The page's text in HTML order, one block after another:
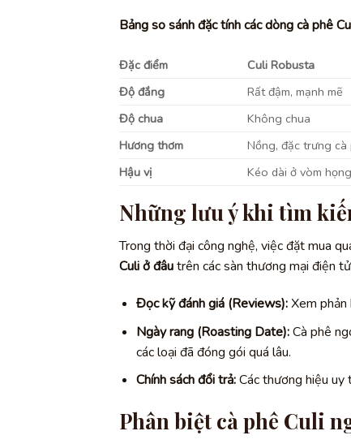
Bảng so sánh đặc tính các dòng cà phê
Đặc điểm Culi Robusta
Độ đắng
Rất đậm, mạnh mẽ
Độ chua
Không chua
Hương thơm
Nồng, đặc trưng cà
Hậu vị
Kéo dài ở vòm họng
Những lưu ý khi tìm
Trong thời đại công nghệ, việc đặt mua
Culi ở đâutrên các sàn thương mại điện
Đọc kỹ đánh giá (Reviews):Xem phản
Ngày rang (Roasting Date):Cà phê
các loại đã đóng gói quá lâu.
Chính sách đổi trả:Các thương hiệu uy
Phân biệt cà phê Culi